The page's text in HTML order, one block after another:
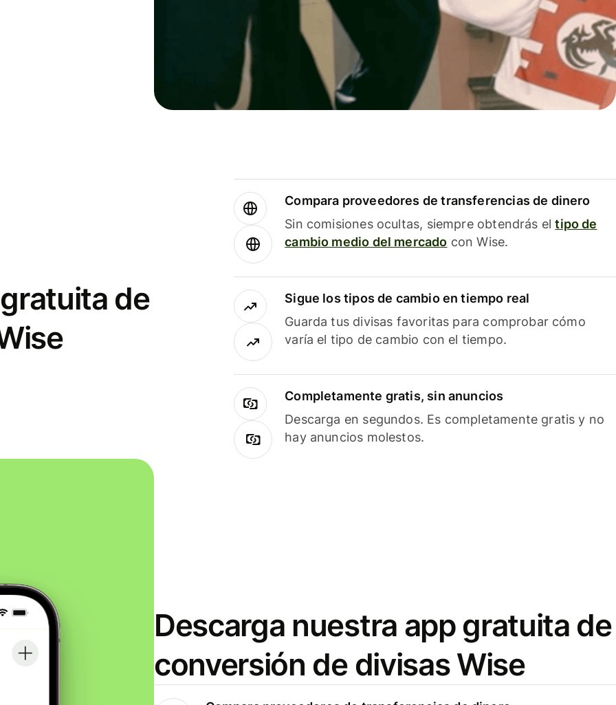
de
Compara proveedores de transferencias de dinero
Sin comisiones ocultas, siempre obtendrás eltipo de
cambio medio del mercado con Wise.
Sigue los tipos de cambio en tiempo real
Guarda tus divisas favoritas para comprobar cómo
varía el tipo de cambio con el tiempo.
Completamente gratis, sin anuncios
Descarga en segundos. Es completamente gratis y no
hay anuncios molestos.
Descarga nuestra app gratuita de
conversión de divisas Wise